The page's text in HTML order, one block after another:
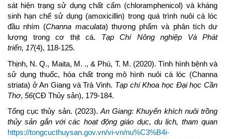
sát hiện trạng sử dụng chất cấm (chloramphenicol) và kháng
sinh hạn chế sử dụng (amoxicillin) trong quá trình nuôi cá lóc
đầu nhím (Channa maculata) thương phẩm và phân tích dư
lượng trong cơ thịt cá. Tạp Chí Nông nghiệp Và Phát
triển, 17(4), 118-125.
Thịnh, N. Q., Maita, M. ., & Phú, T. M. (2020). Tình hình bệnh và
sử dụng thuốc, hóa chất trong mô hình nuôi cá lóc (Channa
striata) ở An Giang và Trà Vinh. Tạp chí Khoa học Đại học Cần
Thơ, 56(CĐ Thủy sản), 179-184.
Tổng cục thủy sản. (2023). An Giang: Khuyến khích nuôi trồng
thủy sản gắn với các hoạt động giáo dục, du lịch, tham quan
https://tongcucthuysan.gov.vn/vi-vn/nu%C3%B4i-